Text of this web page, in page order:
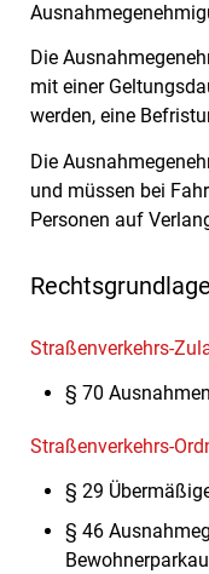
Die
mit einer
werden, eine
Die
und müssen bei
Personen auf
Rechtsgrundlage
Straßenverkehrs-
§ 70 Ausnahmen
Straßenverkehrs-
§ 29
§ 46